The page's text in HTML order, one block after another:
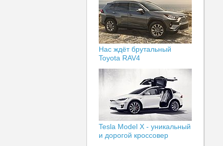
Нас ждёт брутальный
Toyota RAV4
Tesla Model X - уникальный
и дорогой кроссовер